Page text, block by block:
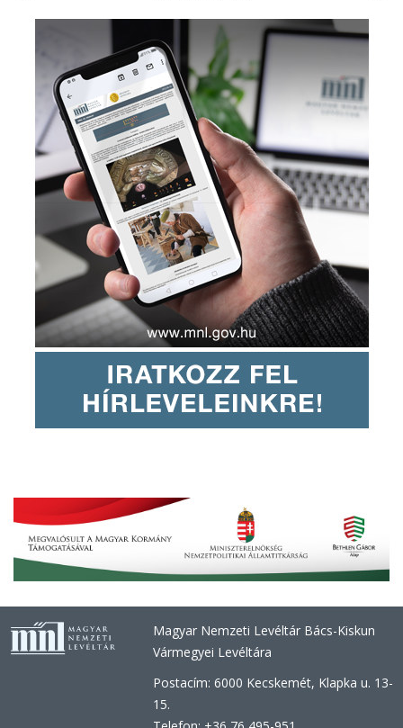
Magyar Nemzeti Levéltár Bács-Kiskun
Vármegyei Levéltára
Postacím: 6000 Kecskemét, Klapka u. 13-
15.